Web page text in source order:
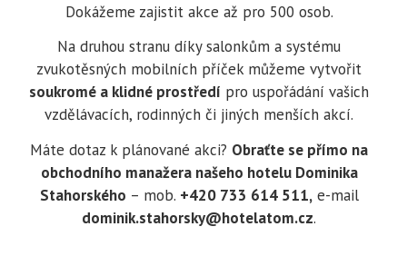
Dokážeme zajistit akce až pro 500 osob.
Na druhou stranu díky salonkům a systému
zvukotěsných mobilních příček můžeme vytvořit
soukromé a klidné prostředí pro uspořádání vašich
vzdělávacích, rodinných či jiných menších akcí.
Máte dotaz k plánované akci? Obraťte se přímo na
obchodního manažera našeho hotelu Dominika
Stahorského – mob. +420 733 614 511,e-mail
dominik.stahorsky@hotelatom.cz.